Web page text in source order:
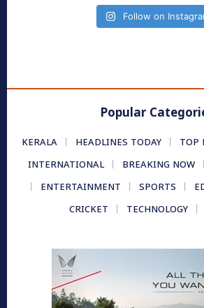
Follow on
Popular
KERALA HEADLINES TODAY TOP
INTERNATIONAL
BREAKING NOW
ENTERTAINMENT
SPORTS
CRICKET
TECHNOLOGY